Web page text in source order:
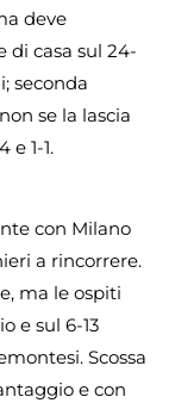
deve
di casa sul 24-
seconda
se la lascia
1-1.
con Milano
a rincorrere.
ma le ospiti
e sul 6-13
Scossa
e con